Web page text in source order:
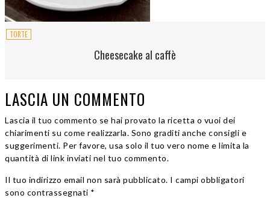
TORTE
Cheesecake al caffè
LASCIA UN COMMENTO
Lascia il tuo commento se hai provato la ricetta o vuoi dei
chiarimenti su come realizzarla. Sono graditi anche consigli e
suggerimenti. Per favore, usa solo il tuo vero nome e limita la
quantità di link inviati nel tuo commento.
Il tuo indirizzo email non sarà pubblicato. I campi obbligatori
sono contrassegnati *